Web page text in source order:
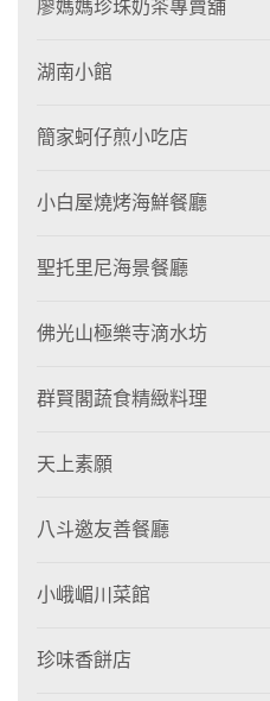
廖媽媽珍珠奶茶專賣舖
湖南小館
簡家蚵仔煎小吃店
小白屋燒烤海鮮餐廳
聖托里尼海景餐廳
佛光山極樂寺滴水坊
群賢閣蔬食精緻料理
天上素願
八斗邀友善餐廳
小峨嵋川菜館
珍味香餅店